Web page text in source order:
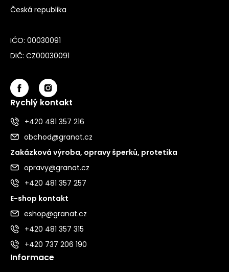
Česká republika
IČO: 00030091
DIČ: CZ00030091
Rychlý kontakt
+420 481 357 216
obchod@granat.cz
Zakázková výroba, opravy šperků, protetika
opravy@granat.cz
+420 481 357 257
E-shop kontakt
eshop@granat.cz
+420 481 357 315
+420 737 206 190
Informace